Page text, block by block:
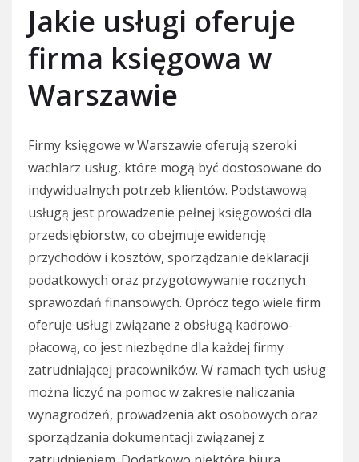
Jakie usługi oferuje
firma księgowa w
Warszawie
Firmy księgowe w Warszawie oferują szeroki
wachlarz usług, które mogą być dostosowane do
indywidualnych potrzeb klientów. Podstawową
usługą jest prowadzenie pełnej księgowości dla
przedsiębiorstw, co obejmuje ewidencję
przychodów i kosztów, sporządzanie deklaracji
podatkowych oraz przygotowywanie rocznych
sprawozdań finansowych. Oprócz tego wiele firm
oferuje usługi związane z obsługą kadrowo-
płacową, co jest niezbędne dla każdej firmy
zatrudniającej pracowników. W ramach tych usług
można liczyć na pomoc w zakresie naliczania
wynagrodzeń, prowadzenia akt osobowych oraz
sporządzania dokumentacji związanej z